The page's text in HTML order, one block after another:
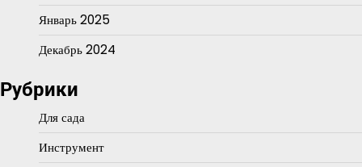
Январь 2025
Декабрь 2024
Рубрики
Для сада
Инструмент